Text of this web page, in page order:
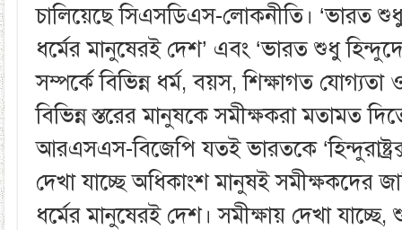
চালিয়েছে সিএসডিএস-লোকনীতি। ‘ভারত
ধর্মের মানুষেরই দেশ’ এবং ‘ভারত শুধু
সম্পর্কে বিভিন্ন ধর্ম, বয়স, শিক্ষাগত যোগ্যতা
বিভিন্ন স্তরের মানুষকে সমীক্ষকরা মতামত
আরএসএস-বিজেপি যতই ভারতকে
দেখা যাচ্ছে অধিকাংশ মানুষই সমীক্ষকদের
ধর্মের মানুষেরই দেশ। সমীক্ষায় দেখা